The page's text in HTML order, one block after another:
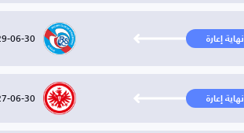
نهاية إعارة 06-30
نهاية إعارة 06-30